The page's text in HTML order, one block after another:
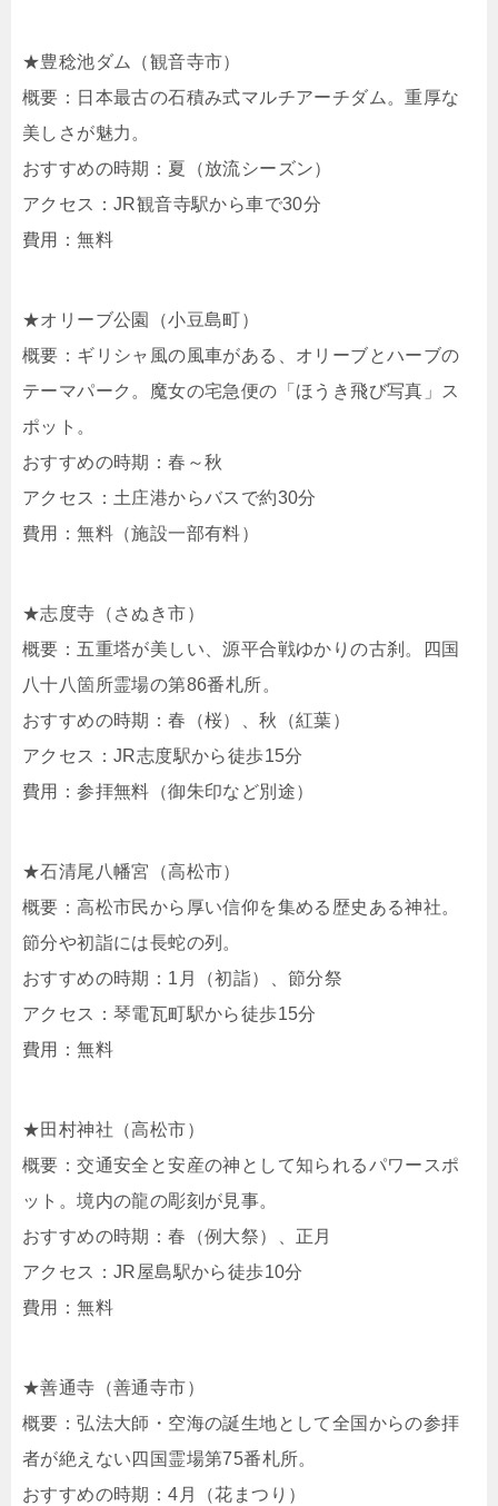
★豊稔池ダム（観音寺市）
概要：日本最古の石積み式マルチアーチダム。重厚な
美しさが魅力。
おすすめの時期：夏（放流シーズン）
アクセス：JR観音寺駅から車で30分
費用：無料
★オリーブ公園（小豆島町）
概要：ギリシャ風の風車がある、オリーブとハーブの
テーマパーク。魔女の宅急便の「ほうき飛び写真」ス
ポット。
おすすめの時期：春～秋
アクセス：土庄港からバスで約30分
費用：無料（施設一部有料）
★志度寺（さぬき市）
概要：五重塔が美しい、源平合戦ゆかりの古刹。四国
八十八箇所霊場の第86番札所。
おすすめの時期：春（桜）、秋（紅葉）
アクセス：JR志度駅から徒歩15分
費用：参拝無料（御朱印など別途）
★石清尾八幡宮（高松市）
概要：高松市民から厚い信仰を集める歴史ある神社。
節分や初詣には長蛇の列。
おすすめの時期：1月（初詣）、節分祭
アクセス：琴電瓦町駅から徒歩15分
費用：無料
★田村神社（高松市）
概要：交通安全と安産の神として知られるパワースポ
ット。境内の龍の彫刻が見事。
おすすめの時期：春（例大祭）、正月
アクセス：JR屋島駅から徒歩10分
費用：無料
★善通寺（善通寺市）
概要：弘法大師・空海の誕生地として全国からの参拝
者が絶えない四国霊場第75番札所。
おすすめの時期：4月（花まつり）